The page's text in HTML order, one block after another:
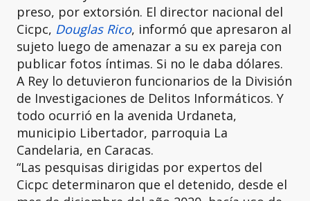
preso, por extorsión. El director nacional del
Cicpc, Douglas Rico, informó que apresaron al
sujeto luego de amenazar a su ex pareja con
publicar fotos íntimas. Si no le daba dólares.
A Rey lo detuvieron funcionarios de la División
de Investigaciones de Delitos Informáticos. Y
todo ocurrió en la avenida Urdaneta,
municipio Libertador, parroquia La
Candelaria, en Caracas.
“Las pesquisas dirigidas por expertos del
Cicpc determinaron que el detenido, desde el